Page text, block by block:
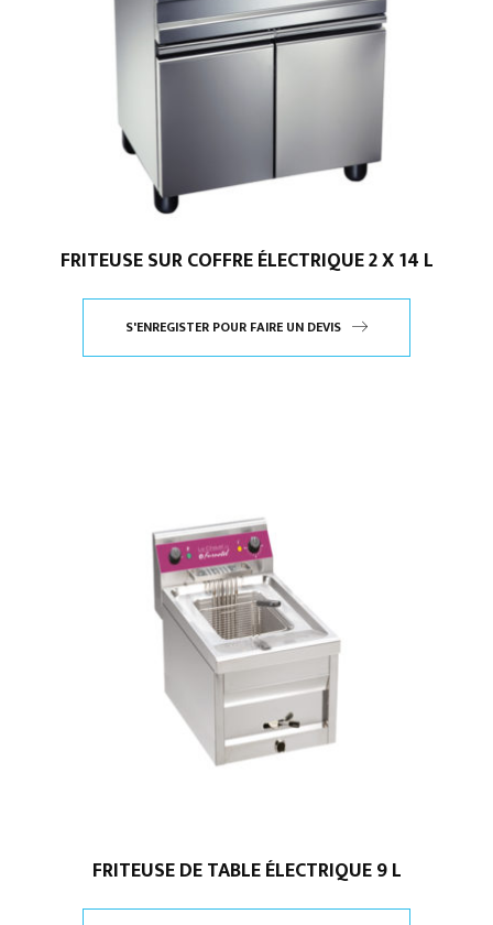
FRITEUSE SUR COFFRE ÉLECTRIQUE 2 X 14 L
S'ENREGISTER POUR FAIRE UN DEVIS
FRITEUSE DE TABLE ÉLECTRIQUE 9 L